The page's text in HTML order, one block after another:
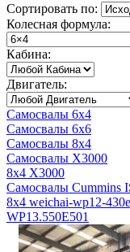
Сортировать по:
Колесная формула:
Кабина:
Двигатель:
Самосвалы 6x4
Самосвалы 6x6
Самосвалы 8x4
Самосвалы X3000
8x4 X3000
Самосвалы Cummins
8x4 weichai-wp12-
WP13.550E501